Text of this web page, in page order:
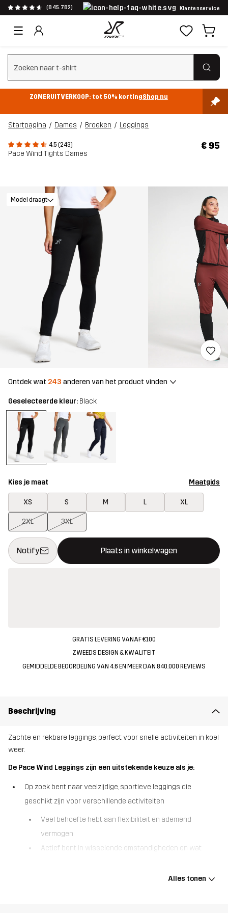
(845.782) Klantenservice
Zoeken wissen
ZOMERUITVERKOOP: tot 50% kortingShop nu
Startpagina Dames Broeken Leggings
4.5 (243)
Pace Wind Tights Dames
€ 95
Model draagt
Ontdek wat 243 anderen van het product vinden
Geselecteerde kleur: Black
Kies je maat Maatgids
XS S M L XL
2XL 3XL
Notify Plaats in winkelwagen
Deze knop opent een modal met de bevestiging van een
{{size}} niet beschikbaar
GRATIS LEVERING VANAF €100
ZWEEDS DESIGN & KWALITEIT
GEMIDDELDE BEOORDELING VAN 4.6 EN MEER DAN 840.000 REVIEWS
Beschrijving
Zachte en rekbare leggings, perfect voor snelle activiteiten in koel
weer.
De Pace Wind Leggings zijn een uitstekende keuze als je:
Op zoek bent naar veelzijdige, sportieve leggings die
geschikt zijn voor verschillende activiteiten
Veel behoefte hebt aan flexibiliteit en ademend
vermogen
Actief bent in wisselende omstandigheden en wat
De Pace Wind Leggings zijn zachte en rekbare buitenbroeken,
Alles tonen